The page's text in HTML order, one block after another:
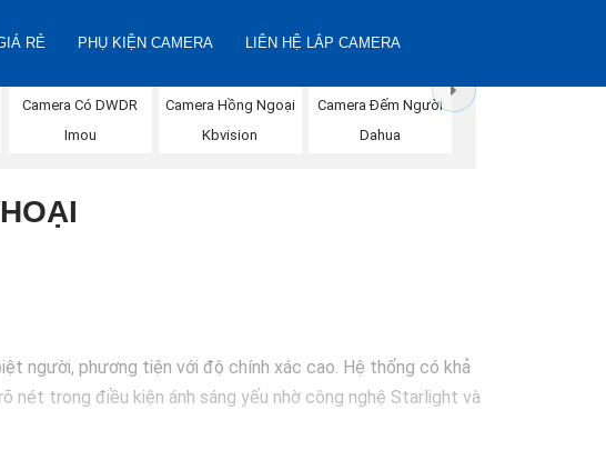
RẺ PHỤ KIỆN CAMERA LIÊN HỆ LẮP CAMERA
Camera Có DWDR
Imou
Camera Hồng Ngoại
Kbvision
Camera Đếm Người
Dahua
người, phương tiện với độ chính xác cao. Hệ thống có khả
nét trong điều kiện ánh sáng yếu nhờ công nghệ Starlight và